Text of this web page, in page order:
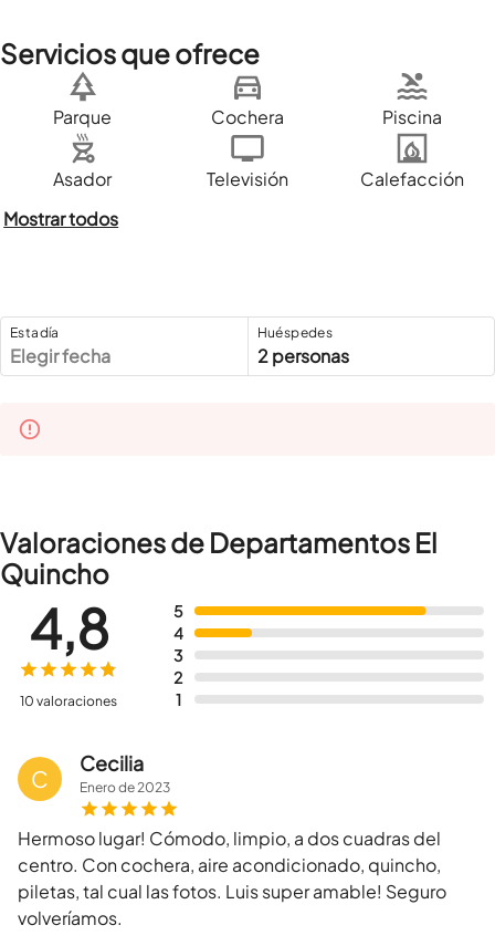
Servicios que ofrece
Parque Cochera Piscina
Asador Televisión
Calefacción
Mostrar todos
Estadía
Elegir fecha
Huéspedes
2 personas
Valoraciones de Departamentos El
Quincho
5
4
3
2
1
4,8
10 valoraciones
C
Cecilia
Enerode2023
Hermoso lugar! Cómodo, limpio, a dos cuadras del
centro. Con cochera, aire acondicionado, quincho,
piletas, tal cual las fotos. Luis super amable! Seguro
volveríamos.